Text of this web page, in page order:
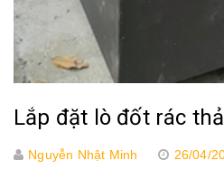
Lắp đặt lò đốt rác
Nguyễn Nhật Minh 26/04/